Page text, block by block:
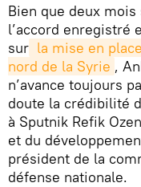
Bien que deux
l’accord enregistré
sur la mise en
nord de la Syrie ,
n’avance toujours
doute la crédibilité
à Sputnik Refik
et du
président de la
défense nationale.